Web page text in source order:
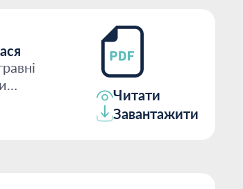
Читати
Завантажити